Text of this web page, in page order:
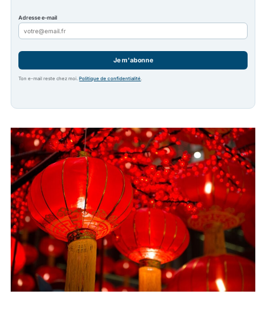
Adresse e-mail
Je m'abonne
Ton e-mail reste chez moi.Politique de confidentialité